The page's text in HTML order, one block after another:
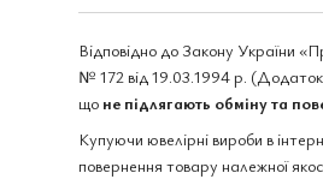
Відповідно до Закону України
№ 172 від 19.03.1994 р. (Додаток
що не підлягають обміну та
Купуючи ювелірні вироби в
повернення товару належної